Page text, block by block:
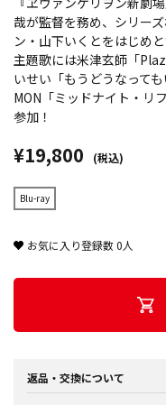
哉が監督を務め、シリー
ン・山下いくとをはじめ
主題歌には米津玄師「
いせい「もうどうなって
MON「ミッドナイト・リ
参加！
¥19,800 (税込)
Blu-ray
お気に入り登録数0人
返品・交換について